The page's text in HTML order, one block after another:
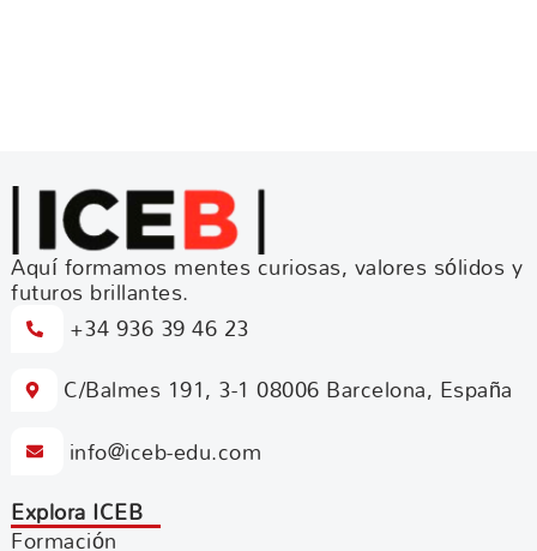
Aquí formamos mentes curiosas, valores sólidos y
futuros brillantes.
+34 936 39 46 23
C/Balmes 191, 3-1 08006 Barcelona, España
info@iceb-edu.com
Explora ICEB
Formación